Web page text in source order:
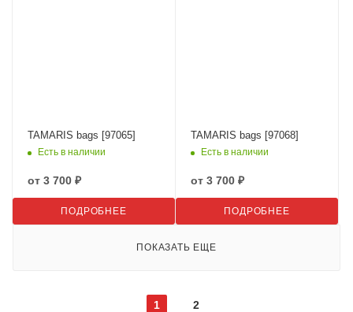
TAMARIS bags [97065]
Есть в наличии
от 3 700 ₽
ПОДРОБНЕЕ
TAMARIS bags [97068]
Есть в наличии
от 3 700 ₽
ПОДРОБНЕЕ
ПОКАЗАТЬ ЕЩЕ
1 2